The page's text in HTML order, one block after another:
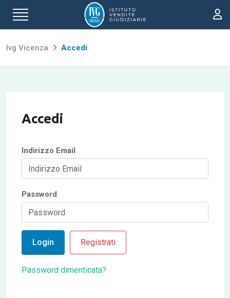
Ivg Vicenza Accedi
Accedi
Indirizzo Email
Password
Login Registrati
Password dimenticata?